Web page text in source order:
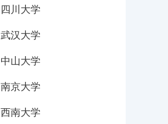
四川大学
武汉大学
中山大学
南京大学
西南大学